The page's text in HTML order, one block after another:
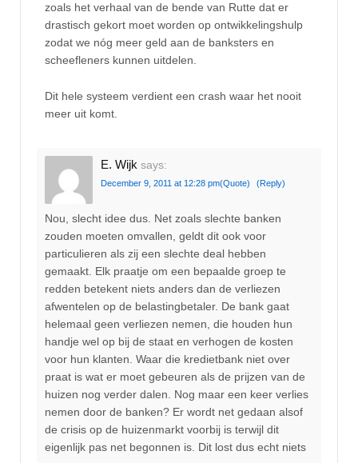
zoals het verhaal van de bende van Rutte dat er
drastisch gekort moet worden op ontwikkelingshulp
zodat we nóg meer geld aan de banksters en
scheefleners kunnen uitdelen.
Dit hele systeem verdient een crash waar het nooit
meer uit komt.
E. Wijk says:
December 9, 2011 at 12:28 pm(Quote) (Reply)
Nou, slecht idee dus. Net zoals slechte banken
zouden moeten omvallen, geldt dit ook voor
particulieren als zij een slechte deal hebben
gemaakt. Elk praatje om een bepaalde groep te
redden betekent niets anders dan de verliezen
afwentelen op de belastingbetaler. De bank gaat
helemaal geen verliezen nemen, die houden hun
handje wel op bij de staat en verhogen de kosten
voor hun klanten. Waar die kredietbank niet over
praat is wat er moet gebeuren als de prijzen van de
huizen nog verder dalen. Nog maar een keer verlies
nemen door de banken? Er wordt net gedaan alsof
de crisis op de huizenmarkt voorbij is terwijl dit
eigenlijk pas net begonnen is. Dit lost dus echt niets